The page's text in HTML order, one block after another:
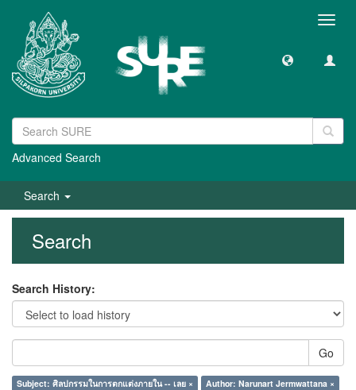
Advanced Search
Search
Search
Search History:
Go
Subject: ศิลปกรรมในการตกแต่งภายใน -- เลย × Author: Narunart Jermwattana ×